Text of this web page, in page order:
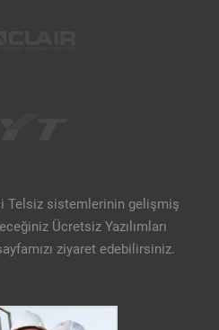
Telsiz sistemlerinin gelişmiş
Ücretsiz Yazılımları
ziyaret edebilirsiniz.